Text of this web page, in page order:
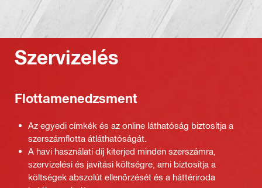
Szervizelés
Flottamenedzsment
Az egyedi címkék és az online láthatóság biztosítja a
szerszámflotta átláthatóságát.
A havi használati díj kiterjed minden szerszámra,
szervizelési és javítási költségre, ami biztosítja a
költségek abszolút ellenőrzését és a háttériroda